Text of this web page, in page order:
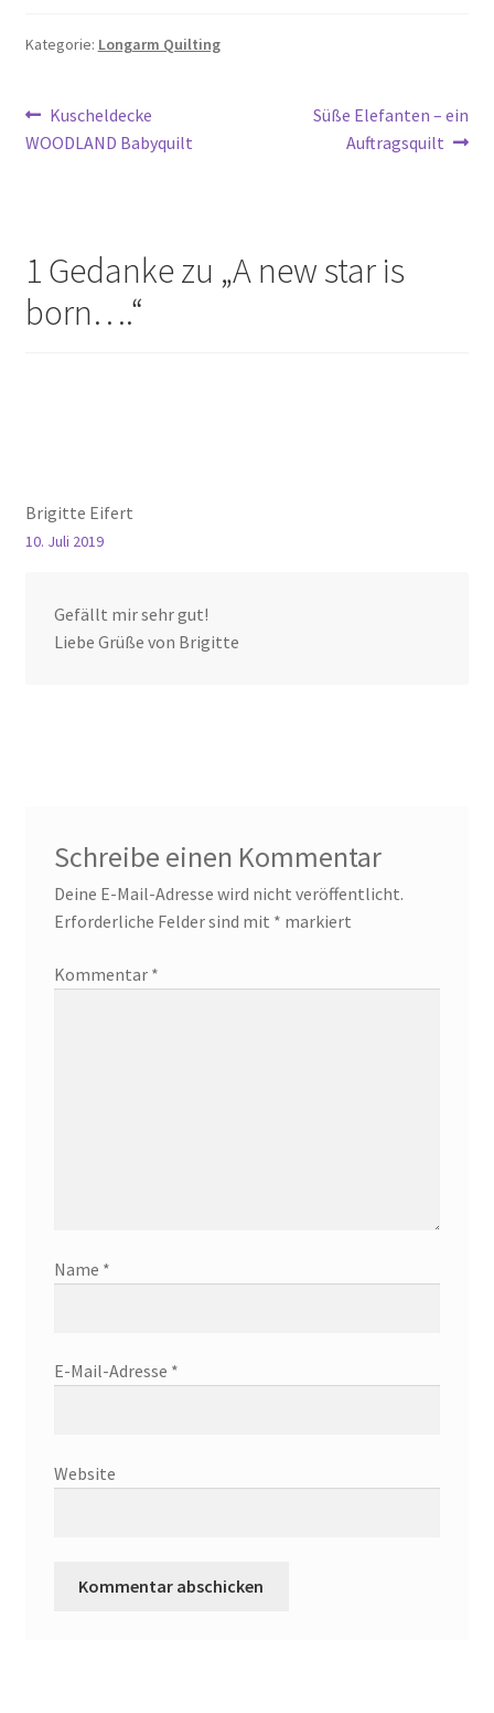
Kategorie: Longarm Quilting
Beitragsnavigation
Vorheriger
Beitrag:
Kuscheldecke
WOODLAND Babyquilt
Nächster
Beitrag:
Süße Elefanten – ein
Auftragsquilt
1 Gedanke zu „A new star is
born….“
Brigitte Eifert
10. Juli 2019
Gefällt mir sehr gut!
Liebe Grüße von Brigitte
Schreibe einen Kommentar
Deine E-Mail-Adresse wird nicht veröffentlicht.
Erforderliche Felder sind mit * markiert
Kommentar *
Name *
E-Mail-Adresse *
Website